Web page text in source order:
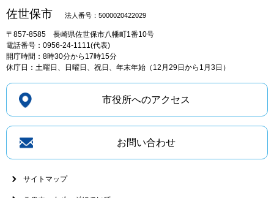
佐世保市 法人番号：5000020422029
〒857-8585 長崎県佐世保市八幡町1番10号
電話番号：0956-24-1111(代表)
開庁時間：8時30分から17時15分
休庁日：土曜日、日曜日、祝日、年末年始（12月29日から1月3日）
市役所へのアクセス
お問い合わせ
サイトマップ